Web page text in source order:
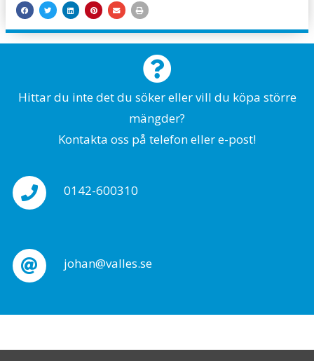
Hittar du inte det du söker eller vill du köpa större
mängder?
Kontakta oss på telefon eller e-post!
0142-600310
johan@valles.se